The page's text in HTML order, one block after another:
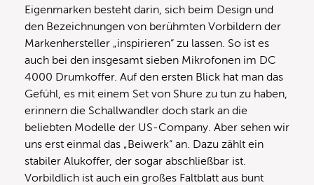
Eigenmarken besteht darin, sich beim Design und
den Bezeichnungen von berühmten Vorbildern der
Markenhersteller „inspirieren“ zu lassen. So ist es
auch bei den insgesamt sieben Mikrofonen im DC
4000 Drumkoffer. Auf den ersten Blick hat man das
Gefühl, es mit einem Set von Shure zu tun zu haben,
erinnern die Schallwandler doch stark an die
beliebten Modelle der US-Company. Aber sehen wir
uns erst einmal das „Beiwerk“ an. Dazu zählt ein
stabiler Alukoffer, der sogar abschließbar ist.
Vorbildlich ist auch ein großes Faltblatt aus bunt